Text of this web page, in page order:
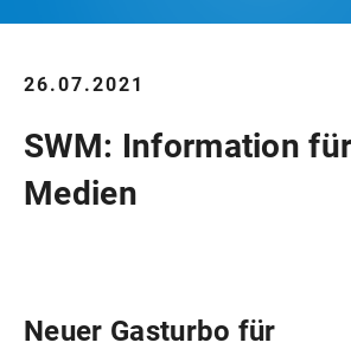
26.07.2021
SWM: Information
Medien
Neuer Gasturbo für